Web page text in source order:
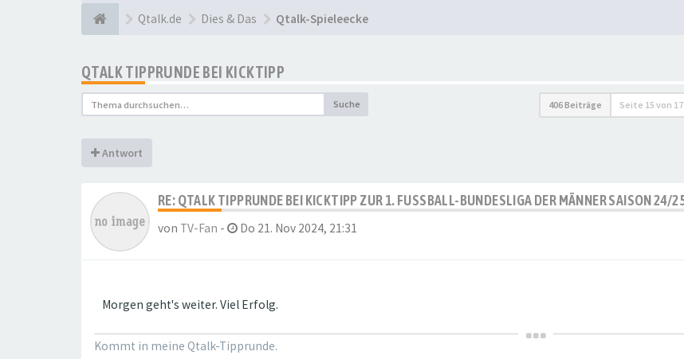
Qtalk.de Dies & Das Qtalk-Spieleecke
QTALK TIPPRUNDE BEI KICKTIPP
Suche 406 Beiträge Seite 15 von 17
Antwort
RE: QTALK TIPPRUNDE BEI KICKTIPP ZUR 1. FUSSBALL-BUNDESLIGA DER MÄNNER SAISON 24/25
von TV-Fan - Do 21. Nov 2024, 21:31
Morgen geht's weiter. Viel Erfolg.
Kommt in meine Qtalk-Tipprunde.